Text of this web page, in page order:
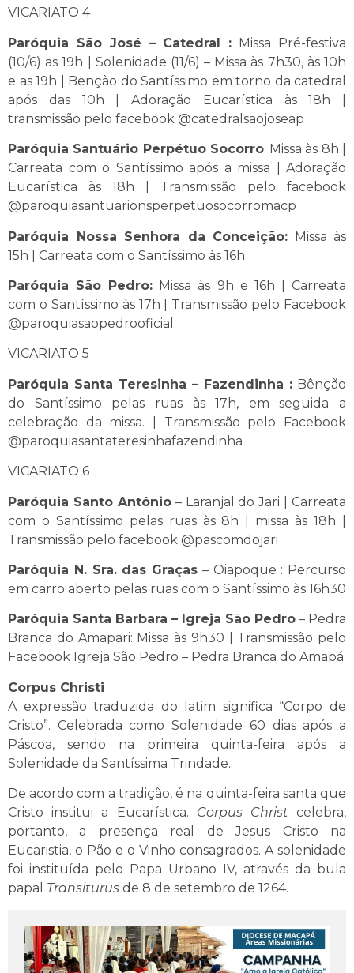
VICARIATO 4
Paróquia São José – Catedral : Missa Pré-festiva
(10/6) as 19h | Solenidade (11/6) – Missa às 7h30, às 10h
e as 19h | Benção do Santíssimo em torno da catedral
após das 10h | Adoração Eucarística às 18h |
transmissão pelo facebook @catedralsaojoseap
Paróquia Santuário Perpétuo Socorro: Missa às 8h |
Carreata com o Santíssimo após a missa | Adoração
Eucarística às 18h | Transmissão pelo facebook
@paroquiasantuarionsperpetuosocorromacp
Paróquia Nossa Senhora da Conceição: Missa às
15h | Carreata com o Santíssimo às 16h
Paróquia São Pedro: Missa às 9h e 16h | Carreata
com o Santíssimo às 17h | Transmissão pelo Facebook
@paroquiasaopedrooficial
VICARIATO 5
Paróquia Santa Teresinha – Fazendinha : Bênção
do Santíssimo pelas ruas às 17h, em seguida a
celebração da missa. | Transmissão pelo Facebook
@paroquiasantateresinhafazendinha
VICARIATO 6
Paróquia Santo Antônio– Laranjal do Jari | Carreata
com o Santíssimo pelas ruas às 8h | missa às 18h |
Transmissão pelo facebook @pascomdojari
Paróquia N. Sra. das Graças – Oiapoque : Percurso
em carro aberto pelas ruas com o Santíssimo às 16h30
Paróquia Santa Barbara – Igreja São Pedro – Pedra
Branca do Amapari: Missa às 9h30 | Transmissão pelo
Facebook Igreja São Pedro – Pedra Branca do Amapá
Corpus Christi
A expressão traduzida do latim significa “Corpo de
Cristo”. Celebrada como Solenidade 60 dias após a
Páscoa, sendo na primeira quinta-feira após a
Solenidade da Santíssima Trindade.
De acordo com a tradição, é na quinta-feira santa que
Cristo institui a Eucarística. Corpus Christcelebra,
portanto, a presença real de Jesus Cristo na
Eucaristia, o Pão e o Vinho consagrados. A solenidade
foi instituída pelo Papa Urbano IV, através da bula
papal Transiturus de 8 de setembro de 1264.